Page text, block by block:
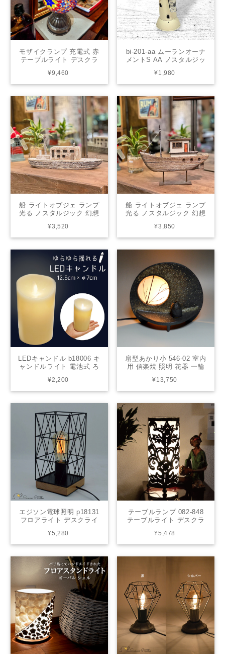
モザイクランプ 充電式 赤
テーブルライト デスクラ
スタンド 間接照明 照明 リ
ビング 玄関 アジアンテイ
¥9,460
bi-201-aa ムーランオーナ
メントS AA ノスタルジッ
ヴィンテージ風 アンティ
ーク風 インテリア
¥1,980
船 ライトオブジェ ランプ
光る ノスタルジック 幻想
ィーク風 シンプル インテ
リア 44002
¥3,520
船 ライトオブジェ ランプ
光る ノスタルジック 幻想
ィーク風 シンプル インテ
リア 44006
¥3,850
LEDキャンドル b18006 キ
ャンドルライト 電池式 ろ
囲気 部屋 癒し 暖色 炎 玄
関 ベランダ パーティー 結
¥2,200
扇型あかり小 546-02 室内
用 信楽焼 照明 花器 一輪
ベース 美術品 焼き物 花入
れ 陶器 工芸品 花瓶 しが
¥13,750
エジソン電球照明 p18131
フロアライト デスクライ
ンティーク レトロ 懐かし
い 昭和 ノスタルジック ノ
27cm
¥5,280
テーブルランプ 082-848
テーブルライト デスクラ
スタンド アイアン 丸白 間
接照明 照明 リビング 玄関
¥5,478